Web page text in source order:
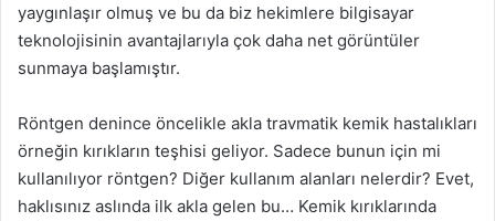
yaygınlaşır olmuş ve bu da biz hekimlere bilgisayar
teknolojisinin avantajlarıyla çok daha net görüntüler
sunmaya başlamıştır.
Röntgen denince öncelikle akla travmatik kemik hastalıkları
örneğin kırıkların teşhisi geliyor. Sadece bunun için mi
kullanılıyor röntgen? Diğer kullanım alanları nelerdir? Evet,
haklısınız aslında ilk akla gelen bu… Kemik kırıklarında